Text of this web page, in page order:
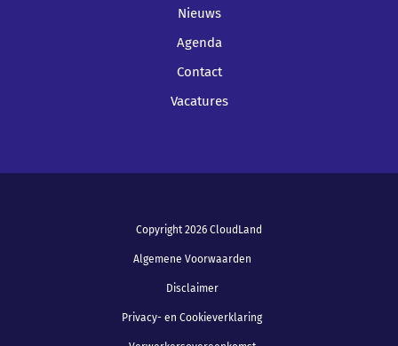
Nieuws
Agenda
Contact
Vacatures
Copyright 2026 CloudLand
Algemene Voorwaarden
Disclaimer
Privacy- en Cookieverklaring